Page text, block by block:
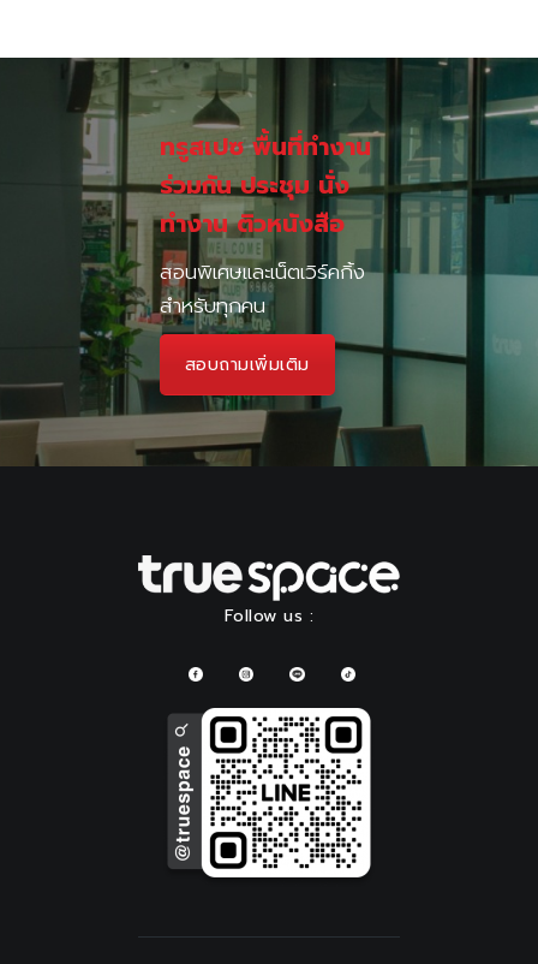
ทรูสเปซ พื้นที่ทำงาน
ร่วมกัน ประชุม นั่ง
ทำงาน ติวหนังสือ
สอนพิเศษและเน็ตเวิร์คกิ้ง
สำหรับทุกคน
สอบถามเพิ่มเติม
Follow us :